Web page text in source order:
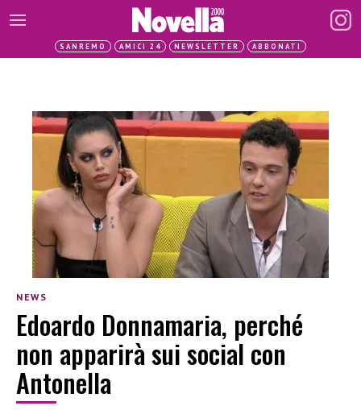
SANREMO AMICI 24 NEWSLETTER ABBONATI
NEWS
Edoardo Donnamaria, perché
non apparirà sui social con
Antonella